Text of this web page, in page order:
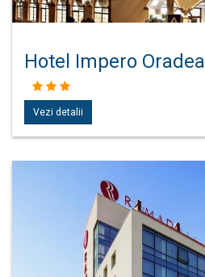
Hotel Impero Oradea
Vezi detalii